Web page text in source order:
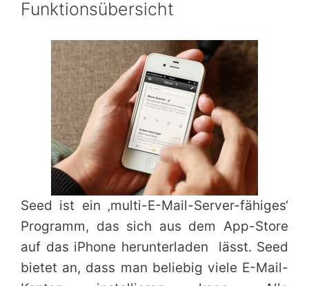
Funktionsübersicht
Seed ist ein ‚multi-E-Mail-Server-fähiges‘
Programm, das sich aus dem App-Store
auf das iPhone herunterladen lässt. Seed
bietet an, dass man beliebig viele E-Mail-